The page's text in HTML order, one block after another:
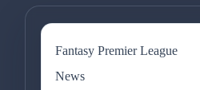
Fantasy Premier League
News